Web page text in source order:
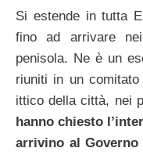
Si estende in tutta
fino ad arrivare
penisola. Ne è un
riuniti in un
ittico della città, nei
hanno chiesto
arrivino al